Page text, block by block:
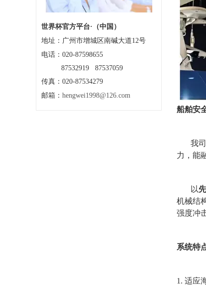
世界杯官方平台·（中国）
地址： 广州市增城区南碱大道12号
电话：020-87598655
87532919 87537059
传真：020-87534279
邮箱： hengwei1998@126.com
船舶安
我
力，能
以
机械结
强度冲
系统特
1. 适应